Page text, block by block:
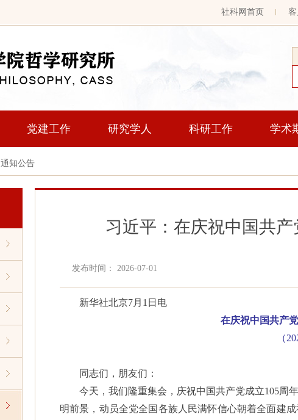
社科网首页
党建工作 研究学人 科研工作 学术
通知公告
习近平：在庆祝中国共
发布时间： 2026-07-01
新华社北京7月1日电
在庆祝中国共产
（
同志们，朋友们：
今天，我们隆重集会，庆祝中国共产党成立105周
明前景，动员全党全国各族人民满怀信心朝着全面建